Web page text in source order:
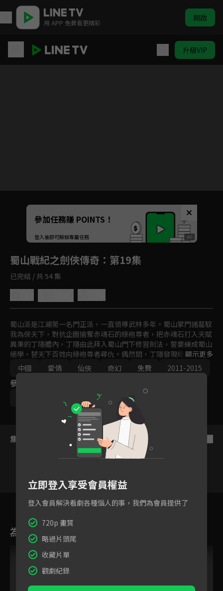
用 APP 免費看更精彩 開啟
升級VIP
Unmute
如有不便請見諒
參加任務賺 POINTS！
登入後即可解鎖專屬任務
蜀山戰紀之劍俠傳奇 ：第19集
已完結 / 共 54 集
蜀山派是江湖第一名門正派，一直領導武林多年。蜀山掌門諸葛馭
我為保天下，對抗企圖搶奪赤魂石的綠袍尊者，把赤魂石打入天賦
異秉的丁隱體內，丁隱由此拜入蜀山門下修習劍法，誓要練成蜀山
絕學，替天下百姓向綠袍尊者尋仇。偶然間，丁隱發現綠袍之女玉
無心竟然與他逝去的愛妻長得一模一樣，二人墜入情網。此時，蜀
山劍派內部亦暗流涌動，一場武林浩劫即將來臨…
顯示更多
中國
愛情 仙俠 奇幻 免費 2011-2015
參與演員
吳奇隆 文詠珊
集數列表
17 18 19 20 21
為您推薦
立即登入享受會員權益
登入會員解決看劇各種惱人的事，我們為會員提供了
720p 畫質
略過片頭尾
收藏片單
觀劇紀錄